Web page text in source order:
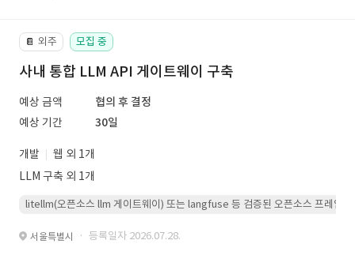
📔 외주 모집 중
사내 통합 LLM API 게이트웨이 구축
예상 금액
협의 후 결정
예상 기간
30일
개발
웹 외 1개
LLM 구축 외 1개
litellm(오픈소스 llm 게이트웨이) 또는 langfuse 등 검증된 오픈소스 프레임워
서울특별시 · 등록일자 2026.07.28.